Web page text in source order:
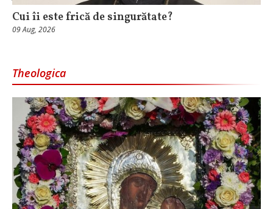
Cui îi este frică de singurătate?
09 Aug, 2026
Theologica